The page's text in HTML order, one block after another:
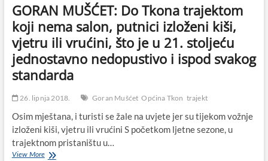
GORAN MUŠĆET: Do Tkona trajektom
koji nema salon, putnici izloženi kiši,
vjetru ili vrućini, što je u 21. stoljeću
jednostavno nedopustivo i ispod svakog
standarda
26. lipnja 2018. Goran Mušćet Općina Tkon trajekt
Osim mještana, i turisti se žale na uvjete jer su tijekom vožnje
izloženi kiši, vjetru ili vrućini S početkom ljetne sezone, u
trajektnom pristaništu u…
View MoreGORAN